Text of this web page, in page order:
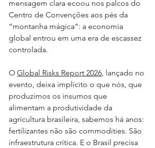
mensagem clara ecoou nos palcos do
Centro de Convenções aos pés da
“montanha mágica”: a economia
global entrou em uma era de escassez
controlada.
O Global Risks Report 2026, lançado no
evento, deixa implícito o que nós, que
produzimos os insumos que
alimentam a produtividade da
agricultura brasileira, sabemos há anos:
fertilizantes não são commodities. São
infraestrutura crítica. E o Brasil precisa